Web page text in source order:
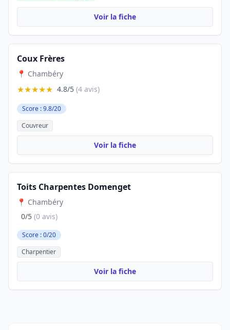
Voir la fiche
Coux Frères
📍 Chambéry
★★★★★ 4.8/5 (4 avis)
Score : 9.8/20
Couvreur
Voir la fiche
Toits Charpentes Domenget
📍 Chambéry
0/5 (0 avis)
Score : 0/20
Charpentier
Voir la fiche